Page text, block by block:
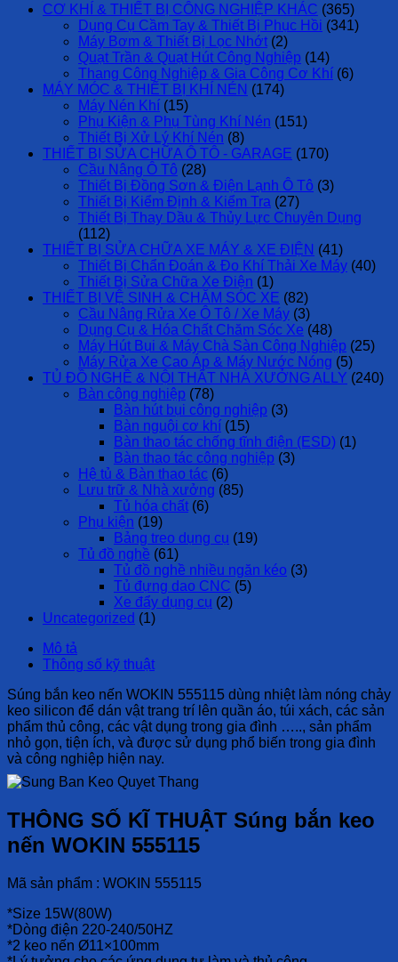
CƠ KHÍ & THIẾT BỊ CÔNG NGHIỆP KHÁC (365)
Dụng Cụ Cầm Tay & Thiết Bị Phục Hồi (341)
Máy Bơm & Thiết Bị Lọc Nhớt (2)
Quạt Trần & Quạt Hút Công Nghiệp (14)
Thang Công Nghiệp & Gia Công Cơ Khí (6)
MÁY MÓC & THIẾT BỊ KHÍ NÉN (174)
Máy Nén Khí (15)
Phụ Kiện & Phụ Tùng Khí Nén (151)
Thiết Bị Xử Lý Khí Nén (8)
THIẾT BỊ SỬA CHỮA Ô TÔ - GARAGE (170)
Cầu Nâng Ô Tô (28)
Thiết Bị Đồng Sơn & Điện Lạnh Ô Tô (3)
Thiết Bị Kiểm Định & Kiểm Tra (27)
Thiết Bị Thay Dầu & Thủy Lực Chuyên Dụng
(112)
THIẾT BỊ SỬA CHỮA XE MÁY & XE ĐIỆN (41)
Thiết Bị Chẩn Đoán & Đo Khí Thải Xe Máy (40)
Thiết Bị Sửa Chữa Xe Điện (1)
THIẾT BỊ VỆ SINH & CHĂM SÓC XE (82)
Cầu Nâng Rửa Xe Ô Tô / Xe Máy (3)
Dụng Cụ & Hóa Chất Chăm Sóc Xe (48)
Máy Hút Bụi & Máy Chà Sàn Công Nghiệp (25)
Máy Rửa Xe Cao Áp & Máy Nước Nóng (5)
TỦ ĐỒ NGHỀ & NỘI THẤT NHÀ XƯỞNG ALLY (240)
Bàn công nghiệp (78)
Bàn hút bụi công nghiệp (3)
Bàn nguội cơ khí (15)
Bàn thao tác chống tĩnh điện (ESD) (1)
Bàn thao tác công nghiệp (3)
Hệ tủ & Bàn thao tác (6)
Lưu trữ & Nhà xưởng (85)
Tủ hóa chất (6)
Phụ kiện (19)
Bảng treo dụng cụ (19)
Tủ đồ nghề (61)
Tủ đồ nghề nhiều ngăn kéo (3)
Tủ đựng dao CNC (5)
Xe đẩy dụng cụ (2)
Uncategorized (1)
Mô tả
Thông số kỹ thuật
Súng bắn keo nến WOKIN 555115 dùng nhiệt làm nóng chảy
keo silicon để dán vật trang trí lên quần áo, túi xách, các sản
phẩm thủ công, các vật dụng trong gia đình ….., sản phẩm
nhỏ gọn, tiện ích, và được sử dụng phổ biến trong gia đình
và công nghiệp hiện nay.
THÔNG SỐ KĨ THUẬT Súng bắn keo
nến WOKIN 555115
Mã sản phẩm : WOKIN 555115
*Size 15W(80W)
*Dòng điện 220-240/50HZ
*2 keo nến Ø11×100mm